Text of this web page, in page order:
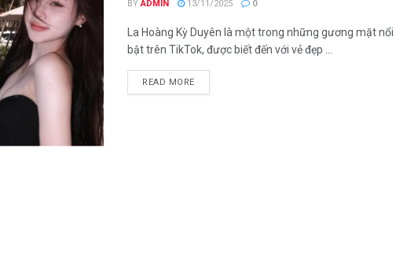
BY ADMIN 13/11/2025 0
La Hoàng Kỳ Duyên là một trong những gương mặt nổi
bật trên TikTok, được biết đến với vẻ đẹp ...
READ MORE